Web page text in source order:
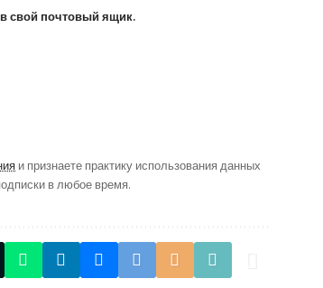
свой почтовый ящик.
и признаете практику использования данных
в любое время.